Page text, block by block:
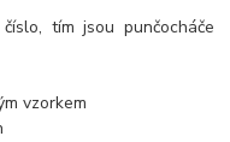
tím jsou punčocháče
vzorkem